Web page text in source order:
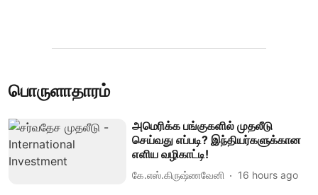
பொருளாதாரம்
அமெரிக்க பங்குகளில் முதலீடு
செய்வது எப்படி? இந்தியர்களுக்கான
எளிய வழிகாட்டி!
கே.எஸ்.கிருஷ்ணவேனி 16 hours ago